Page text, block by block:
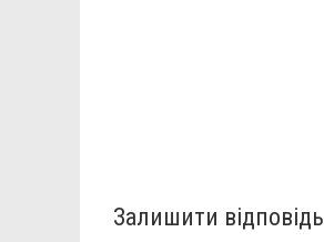
Залишити відповідь